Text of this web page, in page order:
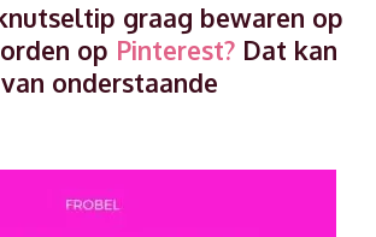
graag bewaren op
op Pinterest? Dat kan
onderstaande